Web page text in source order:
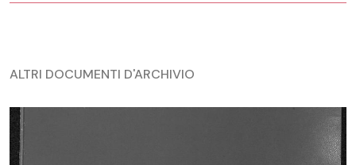
ALTRI DOCUMENTI D'ARCHIVIO